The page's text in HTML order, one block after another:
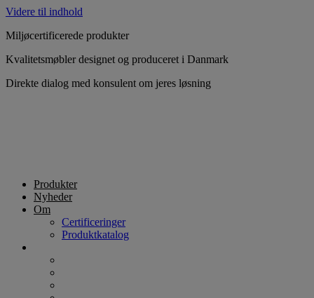
Videre til indhold
Miljøcertificerede produkter
Kvalitetsmøbler designet og produceret i Danmark
Direkte dialog med konsulent om jeres løsning
Produkter
Nyheder
Om
Certificeringer
Produktkatalog